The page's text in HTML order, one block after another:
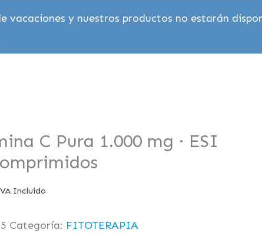
vacaciones y nuestros productos no estarán
C Pura 1.000 mg · ESI
Incluido
Categoría: FITOTERAPIA